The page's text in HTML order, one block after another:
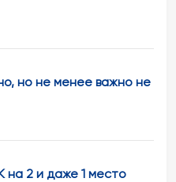
но не менее важно не
2 и даже 1 место